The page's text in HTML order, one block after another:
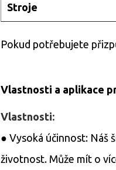
Stroje
Pokud potřebujete
Vlastnosti a aplikace
Vlastnosti:
● Vysoká účinnost: Náš
životnost. Může mít o